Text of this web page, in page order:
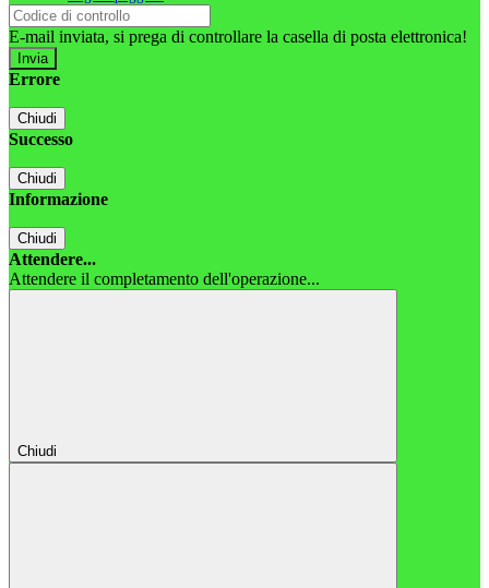
E-mail inviata, si prega di controllare la casella di posta elettronica!
Errore
Chiudi
Successo
Chiudi
Informazione
Chiudi
Attendere...
Attendere il completamento dell'operazione...
Chiudi